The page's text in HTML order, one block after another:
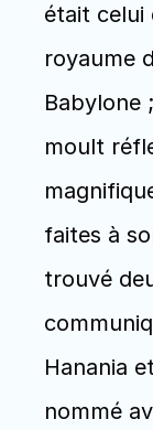
était celui
royaume
Babylone
moult
faites à
trouvé
Hanania
nommé